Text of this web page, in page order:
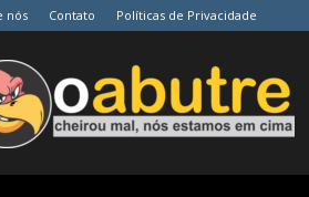
nós Contato Políticas de Privacidade